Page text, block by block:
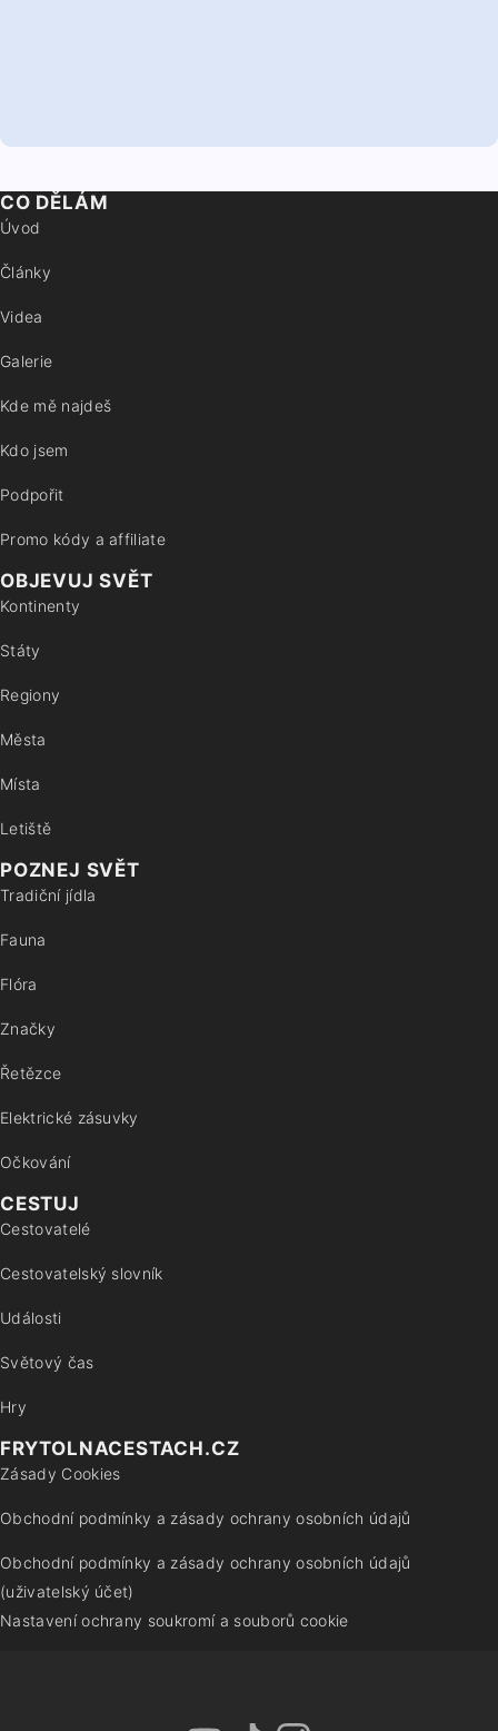
CO DĚLÁM
Úvod
Články
Videa
Galerie
Kde mě najdeš
Kdo jsem
Podpořit
Promo kódy a affiliate
OBJEVUJ SVĚT
Kontinenty
Státy
Regiony
Města
Místa
Letiště
POZNEJ SVĚT
Tradiční jídla
Fauna
Flóra
Značky
Řetězce
Elektrické zásuvky
Očkování
CESTUJ
Cestovatelé
Cestovatelský slovník
Události
Světový čas
Hry
FRYTOLNACESTACH.CZ
Zásady Cookies
Obchodní podmínky a zásady ochrany osobních údajů
Obchodní podmínky a zásady ochrany osobních údajů
(uživatelský účet)
Nastavení ochrany soukromí a souborů cookie